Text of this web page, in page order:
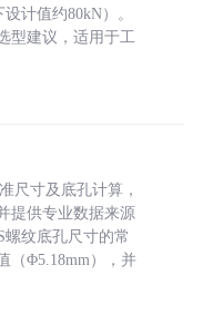
计值约80kN）。
型建议，适用于工
尺寸及底孔计算，
提供专业数据来源
螺纹底孔尺寸的常
（Φ5.18mm），并